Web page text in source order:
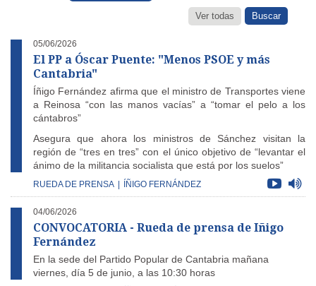
Ver todas
05/06/2026
El PP a Óscar Puente: "Menos PSOE y más
Cantabria"
Íñigo Fernández afirma que el ministro de Transportes viene
a Reinosa “con las manos vacías” a “tomar el pelo a los
cántabros”
Asegura que ahora los ministros de Sánchez visitan la
región de “tres en tres” con el único objetivo de “levantar el
ánimo de la militancia socialista que está por los suelos”
RUEDA DE PRENSA ÍÑIGO FERNÁNDEZ
04/06/2026
CONVOCATORIA - Rueda de prensa de Iñigo
Fernández
En la sede del Partido Popular de Cantabria mañana
viernes, día 5 de junio, a las 10:30 horas